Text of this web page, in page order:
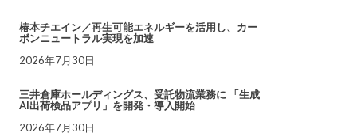
椿本チエイン／再生可能エネルギーを活用し、カー
ボンニュートラル実現を加速
2026年7月30日
三井倉庫ホールディングス、受託物流業務に 「生成
AI出荷検品アプリ」を開発・導入開始
2026年7月30日